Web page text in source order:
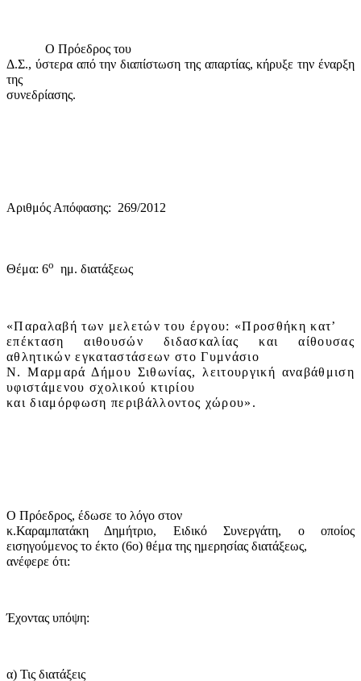
Ο Πρόεδρος του
Δ.Σ., ύστερα από την διαπίστωση της απαρτίας, κήρυξε την έναρξη
της
συνεδρίασης.
Αριθμός Απόφασης: 269/2012
Θέμα: 6ο ημ. διατάξεως
«Παραλαβή των μελετών του έργου: «Προσθήκη κατ’
επέκταση αιθουσών διδασκαλίας και αίθουσας
αθλητικών εγκαταστάσεων στο Γυμνάσιο
Ν. Μαρμαρά Δήμου Σιθωνίας, λειτουργική αναβάθμιση
υφιστάμενου σχολικού κτιρίου
και διαμόρφωση περιβάλλοντος χώρου».
Ο Πρόεδρος, έδωσε το λόγο στον
κ.Καραμπατάκη Δημήτριο, Ειδικό Συνεργάτη, ο οποίος
εισηγούμενος το έκτο (6o) θέμα της ημερησίας διατάξεως,
ανέφερε ότι:
Έχοντας υπόψη:
α) Τις διατάξεις